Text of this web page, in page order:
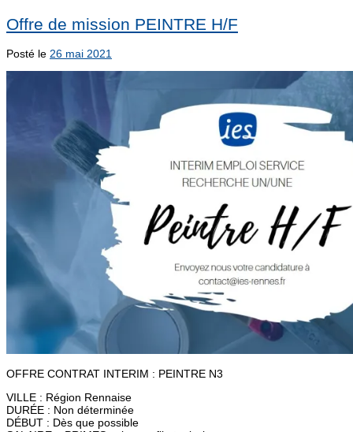
Offre de mission PEINTRE H/F
Posté le 26 mai 2021
OFFRE CONTRAT INTERIM : PEINTRE N3
VILLE : Région Rennaise
DURÉE : Non déterminée
DÉBUT : Dès que possible